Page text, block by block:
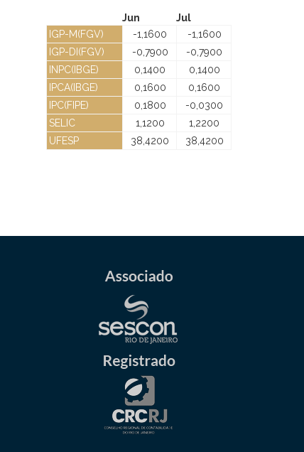
Jun
Jul
IGP-M(FGV)
-1,1600
-1,1600
IGP-DI(FGV)
-0,7900
-0,7900
INPC(IBGE)
0,1400
0,1400
IPCA(IBGE)
0,1600
0,1600
IPC(FIPE)
0,1800
-0,0300
SELIC
1,1200
1,2200
UFESP
38,4200 38,4200